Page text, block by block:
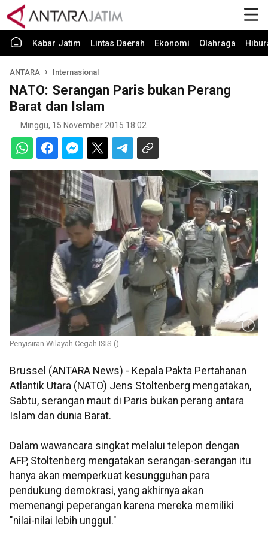
Kabar Jatim Lintas Daerah Ekonomi Olahraga
ANTARA Internasional
NATO: Serangan Paris bukan Perang
Barat dan Islam
Minggu, 15 November 2015 18:02
Penyisiran Wilayah Cegah ISIS ()
Brussel (ANTARA News) - Kepala Pakta Pertahanan
Atlantik Utara (NATO) Jens Stoltenberg mengatakan,
Sabtu, serangan maut di Paris bukan perang antara
Islam dan dunia Barat.
Dalam wawancara singkat melalui telepon dengan
AFP, Stoltenberg mengatakan serangan-serangan itu
hanya akan memperkuat kesungguhan para
pendukung demokrasi, yang akhirnya akan
memenangi peperangan karena mereka memiliki
"nilai-nilai lebih unggul."